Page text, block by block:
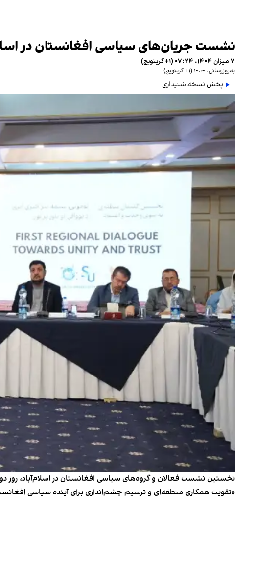
نشست جریان‌های سیاسی افغانستان در
۷ میزان ۱۴۰۴، ۰۷:۲۴ (‎+۱ گرینویچ)
به‌روزرسانی: ۱۰:۰۰ (‎+۱ گرینویچ)
پخش نسخه شنیداری
نخستین نشست فعالان و گروه‌های سیاسی افغانستان در اسلام‌آباد،
«تقویت همکاری منطقه‌ای و ترسیم چشم‌اندازی برای آینده سیاسی